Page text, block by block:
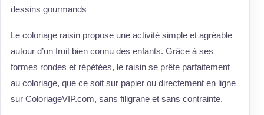
dessins gourmands
Le coloriage raisin propose une activité simple et agréable
autour d’un fruit bien connu des enfants. Grâce à ses
formes rondes et répétées, le raisin se prête parfaitement
au coloriage, que ce soit sur papier ou directement en ligne
sur ColoriageVIP.com, sans filigrane et sans contrainte.